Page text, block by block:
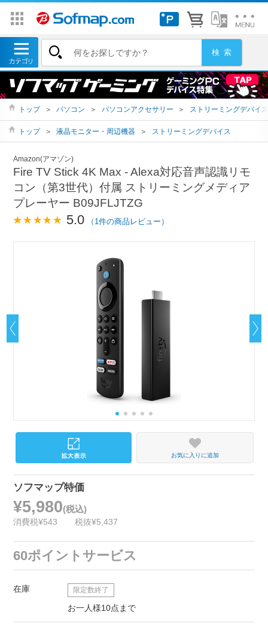
トップ ＞ パソコン ＞ パソコンアクセサリー ＞ ストリーミングデバイス
トップ ＞ 液晶モニター・周辺機器 ＞ ストリーミングデバイス
Amazon(アマゾン)
Fire TV Stick 4K Max - Alexa対応音声認識リモ
コン（第3世代）付属 ストリーミングメディア
プレーヤー B09JFLJTZG
5.0 （1件の商品レビュー）
お気に入りに追加
ソフマップ特価
¥5,980(税込)
消費税¥543 税抜¥5,437
60ポイントサービス
在庫 限定数終了
お一人様10点まで